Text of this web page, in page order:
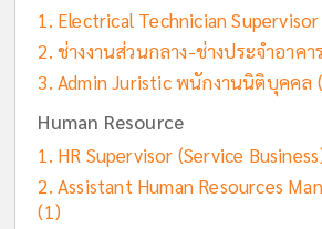
Electrical Technician Supervisor
ช่างงานส่วนกลาง-ช่างประจำอาคาร
Admin Juristic พนักงานนิติบุคคล
Human Resource
HR Supervisor (Service
Assistant Human Resources
(1)